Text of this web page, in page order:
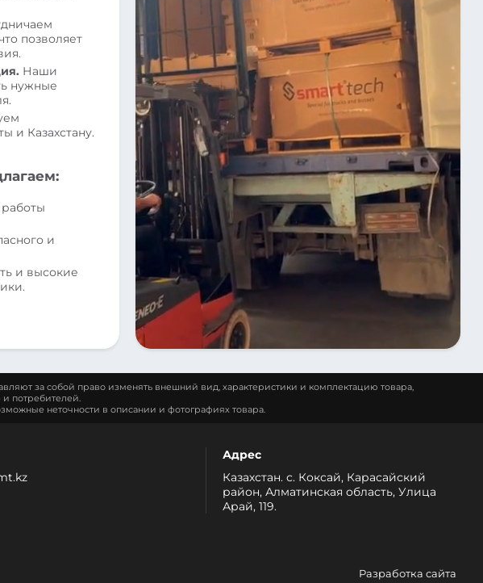
позволяет
Наши
нужные
и Казахстану.
и
и высокие
за собой право изменять внешний вид, характеристики и комплектацию товара,
потребителей.
неточности в описании и фотографиях товара.
Адрес
Казахстан. с. Коксай, Карасайский
район, Алматинская область, Улица
Арай, 119.
Разработка сайта